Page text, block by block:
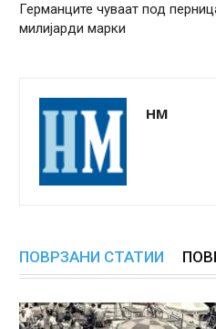
Германците чуваат под
милијарди марки
НМ
ПОВРЗАНИ СТАТИИ